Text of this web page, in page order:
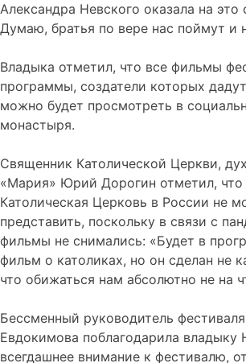
Александра Невского оказала на это
Думаю, братья по вере нас поймут и
Владыка отметил, что все фильмы
программы, создатели которых
можно будет просмотреть в
монастыря.
Священник Католической Церкви,
«Мария» Юрий Дорогин отметил, что
Католическая Церковь в России не
представить, поскольку в связи с
фильмы не снимались: «Будет в
фильм о католиках, но он сделан не
что обижаться нам абсолютно не на
Бессменный руководитель
Евдокимова поблагодарила владыку
всегдашнее внимание к фестивалю,